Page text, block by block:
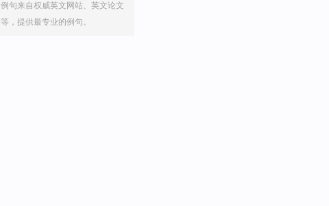
例句来自权威英文网站、英文论文
等，提供最专业的例句。